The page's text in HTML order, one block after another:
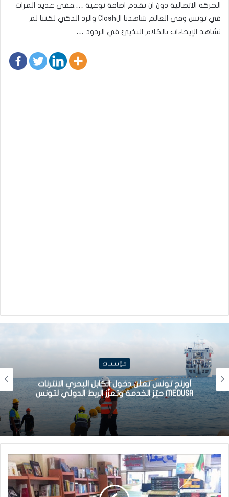
الحركة الاتصالية دون ان تقدم اضافة نوعية ….ففي عديد المرات
في تونس وفي العالم شاهدنا الClash والرد الذكي لكننا لم
نشاهد الإيحاءات بالكلام البذيئ في الردود …
مؤسسات
أورنج تونس تعلن دخول الكابل البحري الانترنات
MEDUSA حيّز الخدمة وتعزّز الربط الدولي لتونس